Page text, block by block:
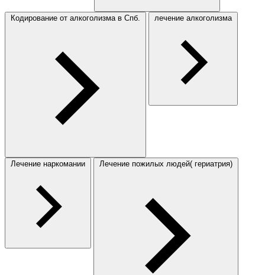
Кодирование от алкоголизма в Спб. лечение алкоголизма
Лечение наркомании Лечение пожилых людей( гериатрия)